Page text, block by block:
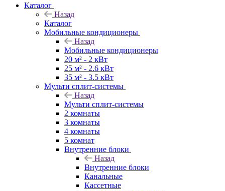
Каталог
Назад
Каталог
Мобильные кондиционеры
Назад
Мобильные кондиционеры
20 м² - 2 кВт
25 м² - 2.6 кВт
35 м² - 3.5 кВт
Мульти сплит-системы
Назад
Мульти сплит-системы
2 комнаты
3 комнаты
4 комнаты
5 комнат
Внутренние блоки
Назад
Внутренние блоки
Канальные
Кассетные